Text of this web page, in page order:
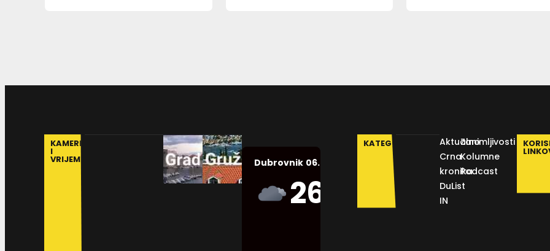
KAMERE
I
VRIJEME Dubrovnik 06.08.2026.
26
Humidity:
KATEGORIJE
Aktualno
Crna
kronika
DuList
IN
Zanimljivosti
Kolumne
Podcast